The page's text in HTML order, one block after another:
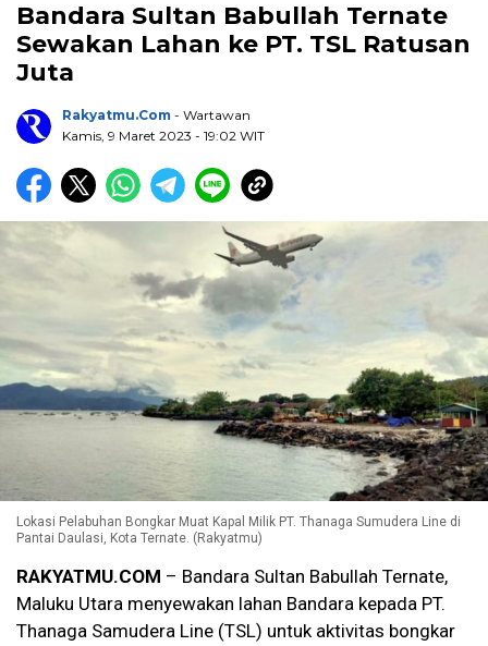
Bandara Sultan Babullah Ternate
Sewakan Lahan ke PT. TSL Ratusan
Juta
Rakyatmu.com - Wartawan
Kamis, 9 Maret 2023 - 19:02 WIT
Lokasi Pelabuhan Bongkar Muat Kapal Milik PT. Thanaga Sumudera Line di
Pantai Daulasi, Kota Ternate. (Rakyatmu)
RAKYATMU.COM – Bandara Sultan Babullah Ternate,
Maluku Utara menyewakan lahan Bandara kepada PT.
Thanaga Samudera Line (TSL) untuk aktivitas bongkar